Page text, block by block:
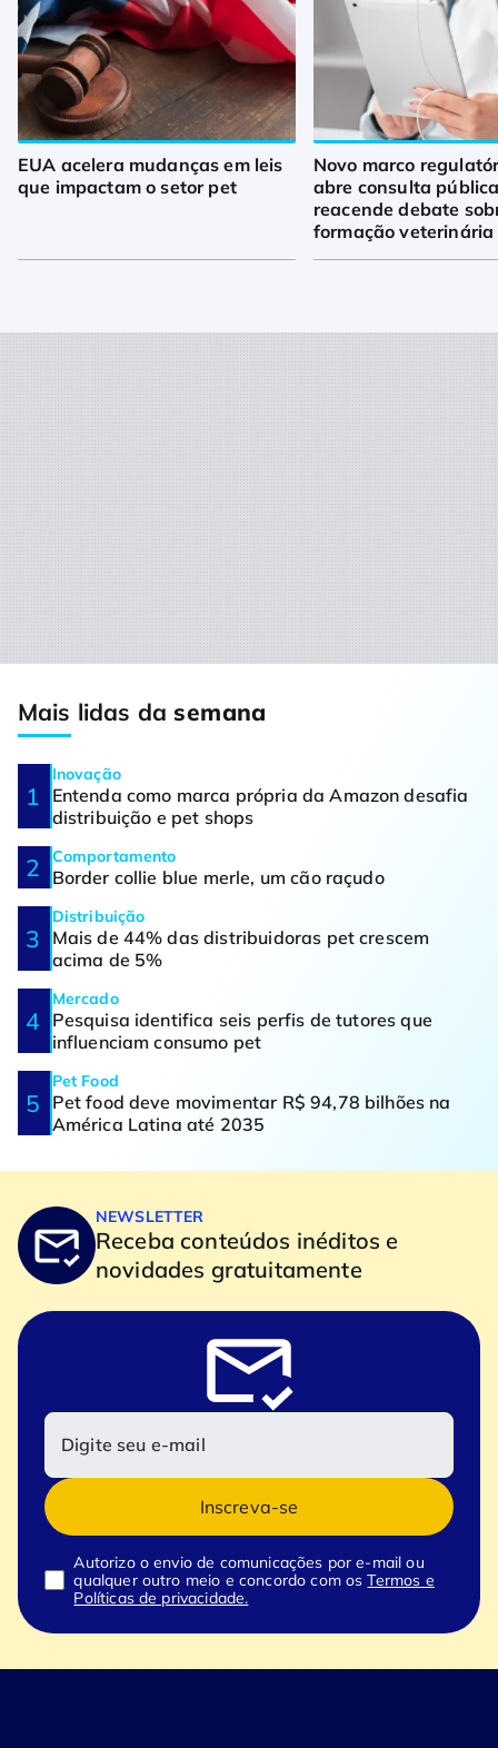
EUA acelera mudanças em leis
que impactam o setor pet
Novo marco
abre consulta
reacende debate
formação veterinária
Mais lidas dasemana
Inovação
Entenda como marca própria da Amazon desafia
distribuição e pet shops
Comportamento
Border collie blue merle, um cão raçudo
Distribuição
Mais de 44% das distribuidoras pet crescem
acima de 5%
Mercado
Pesquisa identifica seis perfis de tutores que
influenciam consumo pet
Pet Food
Pet food deve movimentar R$ 94,78 bilhões na
América Latina até 2035
NEWSLETTER
Receba conteúdos inéditos e
novidades gratuitamente
Inscreva-se
Autorizo o envio de comunicações por e-mail ou
qualquer outro meio e concordo com osTermos e
Políticas de privacidade.